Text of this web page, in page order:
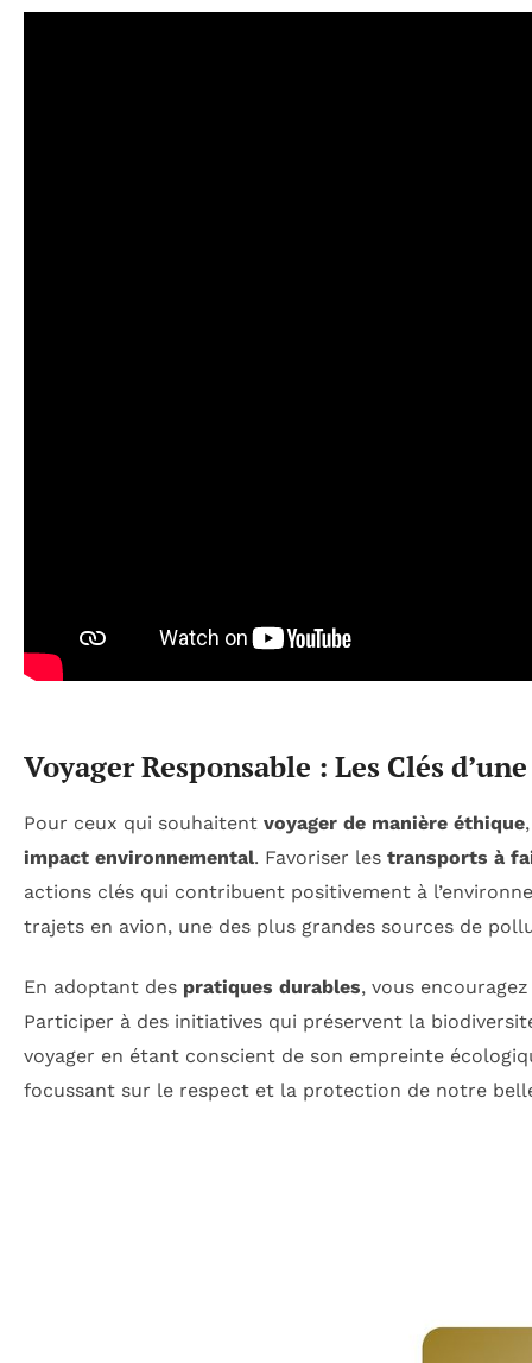
Voyager Responsable : Les Clés
Pour ceux qui souhaitent voyager de manière éthique
impact environnemental. Favoriser les transports à
actions clés qui contribuent positivement à
trajets en avion, une des plus grandes sources de
En adoptant des pratiques durables, vous
Participer à des initiatives qui préservent la
voyager en étant conscient de son empreinte
focussant sur le respect et la protection de notre